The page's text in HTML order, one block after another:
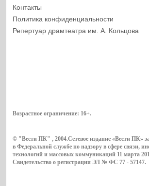
Контакты
Политика конфиденциальности
Репертуар драмтеатра им. А. Кольцова
Возрастное ограничение: 16+.
© "Вести ПК" , 2004.Сетевое издание «Вести ПК»
в Федеральной службе по надзору в сфере связи,
технологий и массовых коммуникаций 11 марта
Свидетельство о регистрации ЭЛ № ФС 77 - 57147.